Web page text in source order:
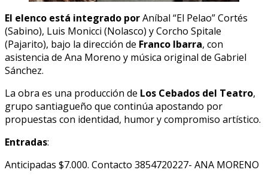
El elenco está integrado porAníbal “El Pelao” Cortés
(Sabino), Luis Monicci (Nolasco) y Corcho Spitale
(Pajarito), bajo la dirección de Franco Ibarra, con
asistencia de Ana Moreno y música original de Gabriel
Sánchez.
La obra es una producción de Los Cebados del Teatro,
grupo santiagueño que continúa apostando por
propuestas con identidad, humor y compromiso artístico.
Entradas:
Anticipadas $7.000. Contacto 3854720227- ANA MORENO